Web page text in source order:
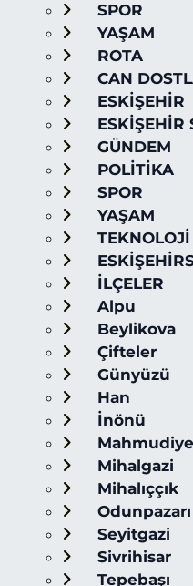
SPOR
YAŞAM
ROTA
CAN
ESKİŞEHİR
ESKİŞEHİR
GÜNDEM
POLİTİKA
SPOR
YAŞAM
TEKNOLOJİ
İLÇELER
Alpu
Beylikova
Çifteler
Günyüzü
Han
İnönü
Mahmudiye
Mihalgazi
Mihalıççık
Odunpazarı
Seyitgazi
Sivrihisar
Tepebaşı